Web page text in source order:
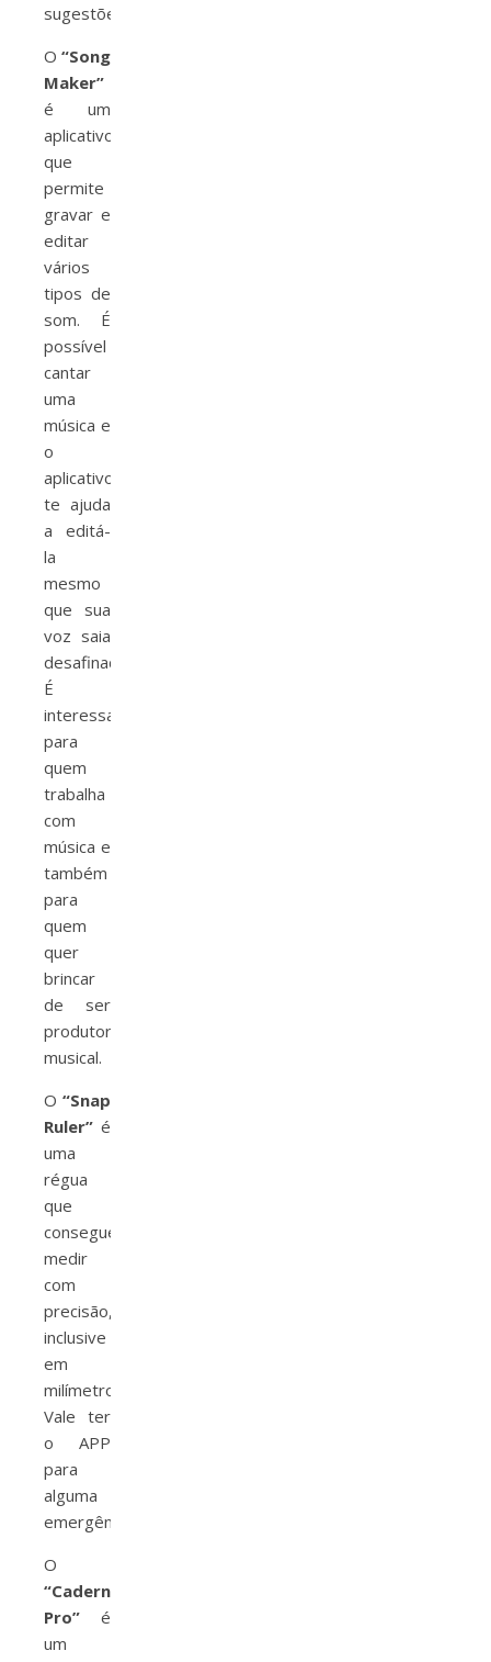
sugestões).
O “Song
Maker”
é um
aplicativo
que
permite
gravar e
editar
vários
tipos de
som. É
possível
cantar
uma
música e
o
aplicativo
te ajuda
a editá-
la
mesmo
que sua
voz saia
desafinada.
É
interessante
para
quem
trabalha
com
música e
também
para
quem
quer
brincar
de ser
produtor
musical.
O “Snap
Ruler” é
uma
régua
que
consegue
medir
com
precisão,
inclusive
em
milímetros.
Vale ter
o APP
para
alguma
emergência.
O
“Caderno
Pro” é
um